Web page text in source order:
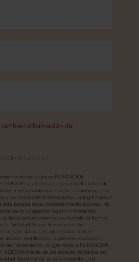
información de
de Privacidad
de sus datos es FUNDACIÓN
ALEGRÍA y serán tratados con la finalidad de
y, en caso de que acepte, información de
y campañas de Entreculturas. La legitimación
está basada en su consentimiento expreso. No
salvo obligación legal o informando
datos serán conservados durante el tiempo
la finalidad. No se llevarán a cabo
de datos. Los interesados podrán
acceso, rectificación, supresión, oposición,
del tratamiento, dirigiéndose a FUNDACIÓN
ALEGRÍA través de los canales indicados en
Igualmente, puede presentar una